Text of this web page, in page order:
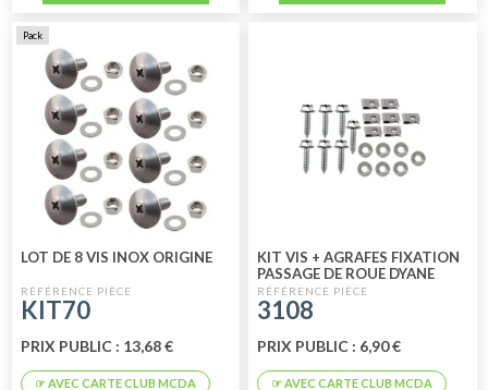
Pack
LOT DE 8 VIS INOX ORIGINE
KIT70
PRIX PUBLIC : 13,68 €
KIT VIS + AGRAFES FIXATION
PASSAGE DE ROUE DYANE
3108
PRIX PUBLIC : 6,90 €